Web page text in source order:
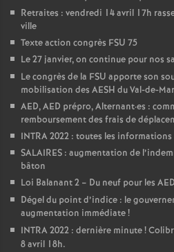
Retraites : vendredi 14 avril 17h
ville
Texte action congrès FSU 75
Le 27 janvier, on continue pour nos
Le congrès de la FSU apporte son
mobilisation des AESH du Val-de-
AED, AED prépro, Alternant·es :
remboursement des frais de
INTRA 2022 : toutes les informations
SALAIRES : augmentation de
bâton
Loi Balanant 2 – Du neuf pour les AED
Dégel du point d’indice : le
augmentation immédiate!
INTRA 2022 : dernière minute!
8 avril 18h.